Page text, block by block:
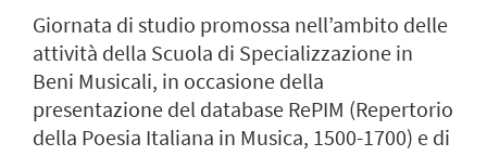
Giornata di studio promossa nell’ambito delle
attività della Scuola di Specializzazione in
Beni Musicali, in occasione della
presentazione del database RePIM (Repertorio
della Poesia Italiana in Musica, 1500-1700) e di